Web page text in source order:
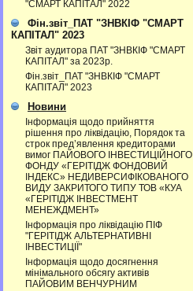
"СМАРТ КАПІТАЛ" 2022
Фін.звіт_ПАТ "ЗНВКІФ "СМАРТ
КАПІТАЛ" 2023
Звіт аудитора ПАТ "ЗНВКІФ "СМАРТ
КАПІТАЛ" за 2023р.
Фін.звіт_ПАТ "ЗНВКІФ "СМАРТ
КАПІТАЛ" 2023
Новини
Інформація щодо прийняття
рішення про ліквідацію, Порядок та
строк пред’явлення кредиторами
вимог ПАЙОВОГО ІНВЕСТИЦІЙНОГО
ФОНДУ «ГЕРІТІДЖ ФОНДОВИЙ
ІНДЕКС» НЕДИВЕРСИФІКОВАНОГО
ВИДУ ЗАКРИТОГО ТИПУ ТОВ «КУА
«ГЕРІТІДЖ ІНВЕСТМЕНТ
МЕНЕЖДМЕНТ»
Інформація про ліквідацію ПІФ
"ГЕРІТІДЖ АЛЬТЕРНАТИВНІ
ІНВЕСТИЦІЇ"
Інформація щодо досягнення
мінімального обсягу активів
ПАЙОВИМ ВЕНЧУРНИМ